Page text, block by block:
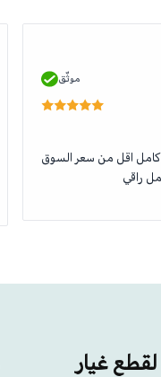
موثّق
اقل من سعر السوق
راقي
غيار